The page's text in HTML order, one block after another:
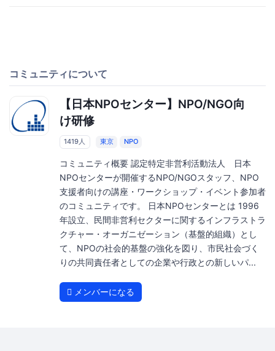
コミュニティについて
【日本NPOセンター】NPO/NGO向
け研修
1419人 東京 NPO
コミュニティ概要 認定特定非営利活動法人 日本
NPOセンターが開催するNPO/NGOスタッフ、NPO
支援者向けの講座・ワークショップ・イベント参加者
のコミュニティです。 日本NPOセンターとは 1996
年設立、民間非営利セクターに関するインフラストラ
クチャー・オーガニゼーション（基盤的組織）とし
て、NPOの社会的基盤の強化を図り、市民社会づく
りの共同責任者としての企業や行政との新しいパ...
メンバーになる